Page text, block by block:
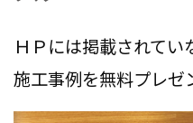
ＨＰには掲載されて
施工事例を無料プレ